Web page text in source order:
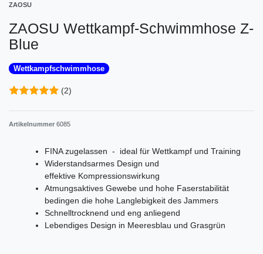
ZAOSU
ZAOSU Wettkampf-Schwimmhose Z-
Blue
Wettkampfschwimmhose
(2)
Artikelnummer 6085
FINA zugelassen - ideal für Wettkampf und Training
Widerstandsarmes Design und
effektive Kompressionswirkung
Atmungsaktives Gewebe und hohe Faserstabilität
bedingen die hohe Langlebigkeit des Jammers
Schnelltrocknend und eng anliegend
Lebendiges Design in Meeresblau und Grasgrün